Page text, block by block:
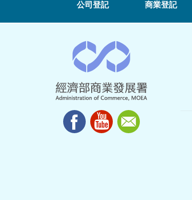
公司登記 商業登記